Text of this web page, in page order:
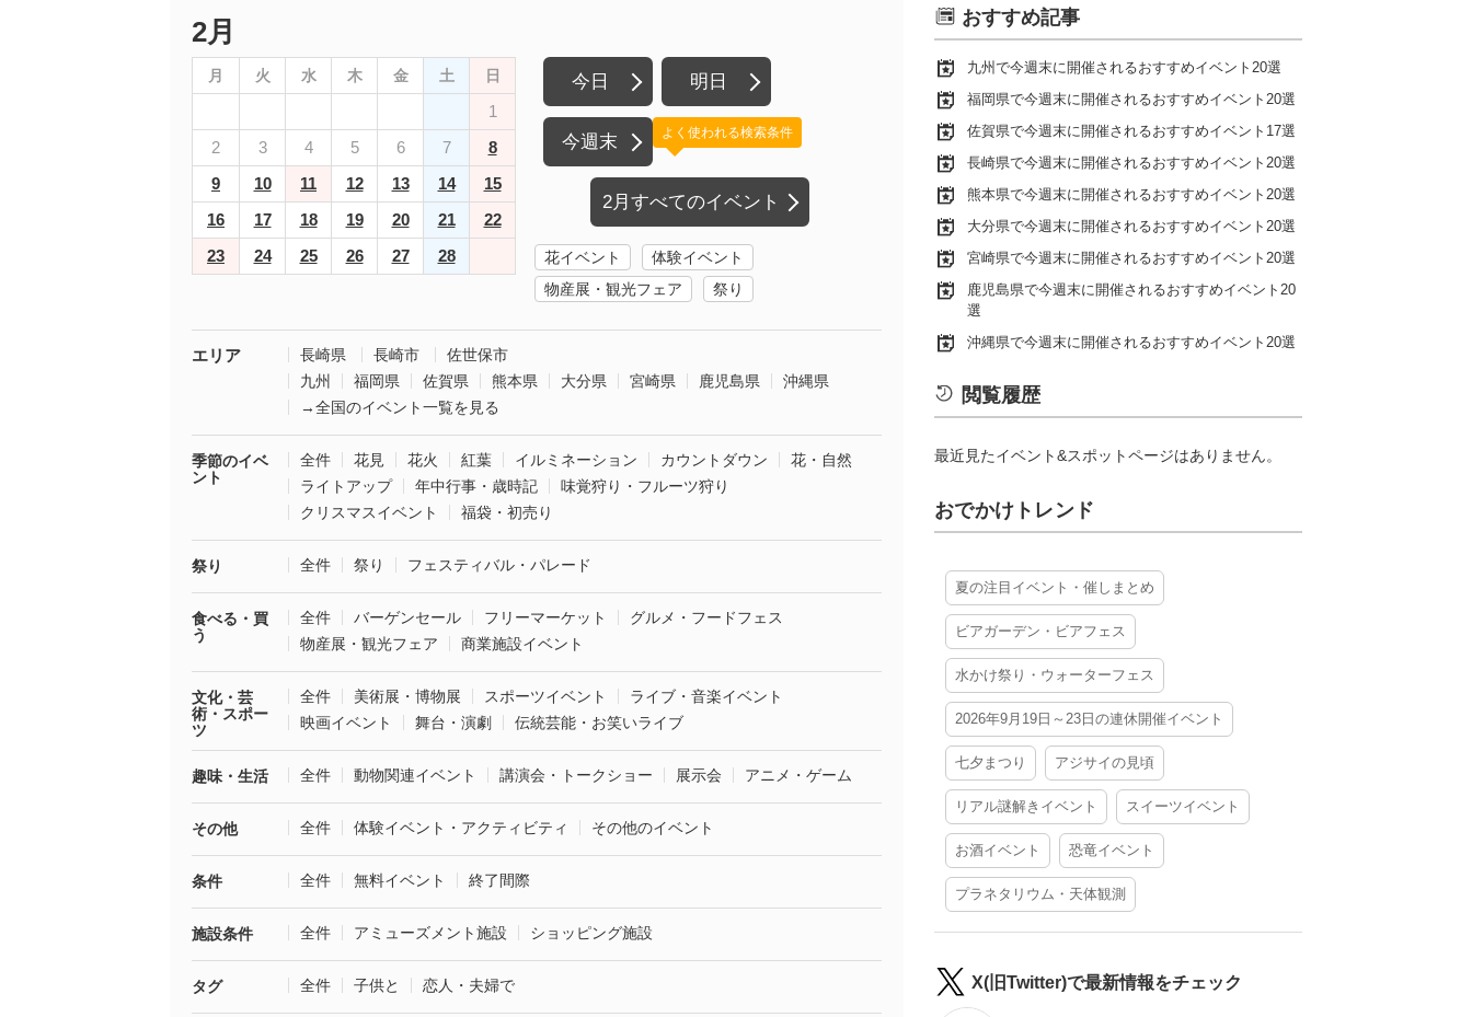
2月
月 火 水 木 金 土 日
1
2
3 4 5 6 7
8
9
10 11 12 13 14
15
16
17 18 19 20 21
22
23
24 25 26 27 28
今日 明日
今週末
2月すべてのイベント
よく使われる検索条件
花イベント
体験イベント
物産展・観光フェア
祭り
エリア 長崎県 長崎市
佐世保市
九州
福岡県 佐賀県 熊本県 大分県 宮崎県 鹿児島県
沖縄県
→全国のイベント一覧を見る
季節のイベ
ント
全件 花見 花火 紅葉 イルミネーション カウントダウン
花・自然
ライトアップ
年中行事・歳時記
味覚狩り・フルーツ狩り
クリスマスイベント
福袋・初売り
祭り 全件 祭り フェスティバル・パレード
食べる・買
う
全件 バーゲンセール フリーマーケット
グルメ・フードフェス
物産展・観光フェア
商業施設イベント
文化・芸
術・スポー
ツ
全件 美術展・博物展 スポーツイベント
ライブ・音楽イベント
映画イベント
舞台・演劇 伝統芸能・お笑いライブ
趣味・生活 全件 動物関連イベント 講演会・トークショー 展示会 アニメ・ゲーム
その他 全件 体験イベント・アクティビティ その他のイベント
条件 全件 無料イベント 終了間際
施設条件 全件 アミューズメント施設 ショッピング施設
タグ 全件 子供と 恋人・夫婦で
おすすめ記事
九州で今週末に開催されるおすすめイベント20選
福岡県で今週末に開催されるおすすめイベント20選
佐賀県で今週末に開催されるおすすめイベント17選
長崎県で今週末に開催されるおすすめイベント20選
熊本県で今週末に開催されるおすすめイベント20選
大分県で今週末に開催されるおすすめイベント20選
宮崎県で今週末に開催されるおすすめイベント20選
鹿児島県で今週末に開催されるおすすめイベント20
選
沖縄県で今週末に開催されるおすすめイベント20選
閲覧履歴
最近見たイベント&スポットページはありません。
おでかけトレンド
夏の注目イベント・催しまとめ
ビアガーデン・ビアフェス
水かけ祭り・ウォーターフェス
2026年9月19日～23日の連休開催イベント
七夕まつり アジサイの見頃
リアル謎解きイベント スイーツイベント
お酒イベント 恐竜イベント
プラネタリウム・天体観測
X(旧Twitter)で最新情報をチェック